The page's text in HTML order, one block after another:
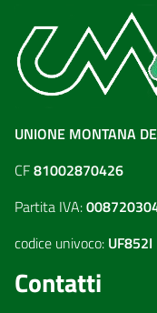
UNIONE MONTANA
CF81002870426
Partita IVA:
codice univoco: UF852I
Contatti